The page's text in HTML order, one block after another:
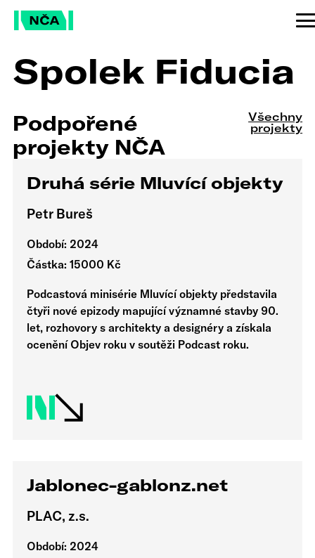
Spolek Fiducia
Podpořené
projekty NČA
Všechny
projekty
Druhá série Mluvící objekty
Petr Bureš
Období: 2024
Částka: 15000 Kč
Podcastová minisérie Mluvící objekty představila
čtyři nové epizody mapující významné stavby 90.
let, rozhovory s architekty a designéry a získala
ocenění Objev roku v soutěži Podcast roku.
Jablonec-gablonz.net
PLAC, z.s.
Období: 2024